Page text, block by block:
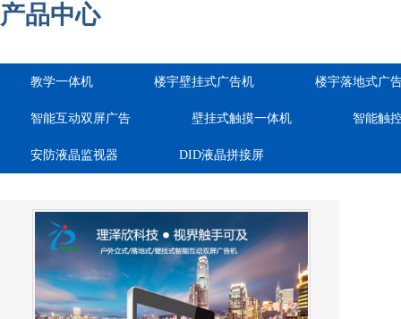
产品中心
教学一体机 楼宇壁挂式广告机 楼宇落地式广
智能互动双屏广告 壁挂式触摸一体机 智能触
安防液晶监视器 DID液晶拼接屏